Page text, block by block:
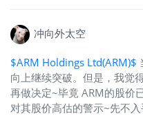
冲向外太空
$ARM Holdings Ltd(ARM)$
向上继续突破。但是，我觉
再做决定~毕竟 ARM的股价
对其股价高估的警示~先不入